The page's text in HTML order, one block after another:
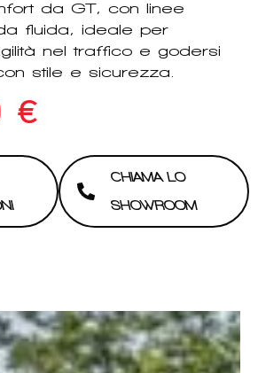
da GT, con linee
fluida, ideale per
nel traffico e godersi
stile e sicurezza.
€
CHIAMA LO
SHOWROOM